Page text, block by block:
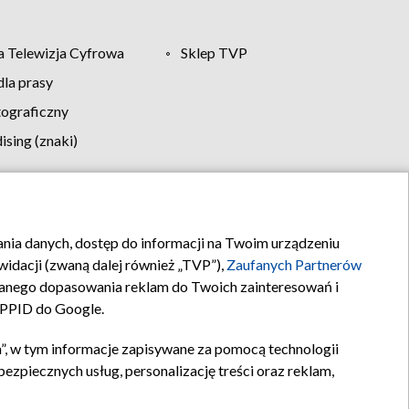
Telewizja Cyfrowa
Sklep TVP
prasy
(znaki)
Kontakt
danych, dostęp do informacji na Twoim urządzeniu
(zwaną dalej również „TVP”), Zaufanych Partnerów
dopasowania reklam do Twoich zainteresowań i
do Google.
w tym informacje zapisywane za pomocą technologii
usług, personalizację treści oraz reklam,